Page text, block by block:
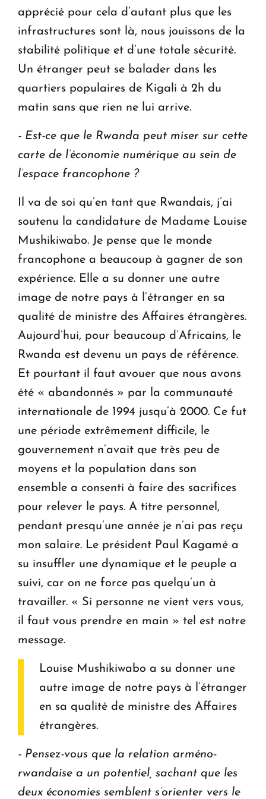
apprécié pour cela d’autant plus que les
infrastructures sont là, nous jouissons de la
stabilité politique et d’une totale sécurité.
Un étranger peut se balader dans les
quartiers populaires de Kigali à 2h du
matin sans que rien ne lui arrive.
- Est-ce que le Rwanda peut miser sur cette
carte de l’économie numérique au sein de
l’espace francophone ?
Il va de soi qu’en tant que Rwandais, j’ai
soutenu la candidature de Madame Louise
Mushikiwabo. Je pense que le monde
francophone a beaucoup à gagner de son
expérience. Elle a su donner une autre
image de notre pays à l’étranger en sa
qualité de ministre des Affaires étrangères.
Aujourd’hui, pour beaucoup d’Africains, le
Rwanda est devenu un pays de référence.
Et pourtant il faut avouer que nous avons
été « abandonnés » par la communauté
internationale de 1994 jusqu’à 2000. Ce fut
une période extrêmement difficile, le
gouvernement n’avait que très peu de
moyens et la population dans son
ensemble a consenti à faire des sacrifices
pour relever le pays. A titre personnel,
pendant presqu’une année je n’ai pas reçu
mon salaire. Le président Paul Kagamé a
su insuffler une dynamique et le peuple a
suivi, car on ne force pas quelqu’un à
travailler. « Si personne ne vient vers vous,
il faut vous prendre en main » tel est notre
message.
Louise Mushikiwabo a su donner une
autre image de notre pays à l’étranger
en sa qualité de ministre des Affaires
étrangères.
- Pensez-vous que la relation arméno-
rwandaise a un potentiel, sachant que les
deux économies semblent s’orienter vers le